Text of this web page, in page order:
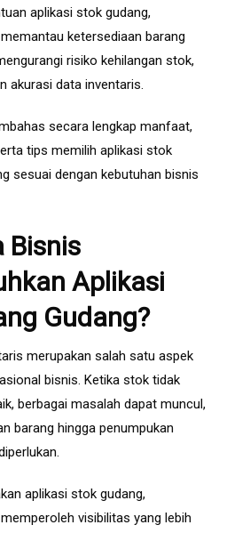
aplikasi stok gudang,
ketersediaan barang
risiko kehilangan stok,
akurasi data inventaris.
secara lengkap manfaat,
tips memilih aplikasi stok
sesuai dengan kebutuhan bisnis
Bisnis
Aplikasi
Gudang?
merupakan salah satu aspek
bisnis. Ketika stok tidak
berbagai masalah dapat muncul,
barang hingga penumpukan
aplikasi stok gudang,
visibilitas yang lebih